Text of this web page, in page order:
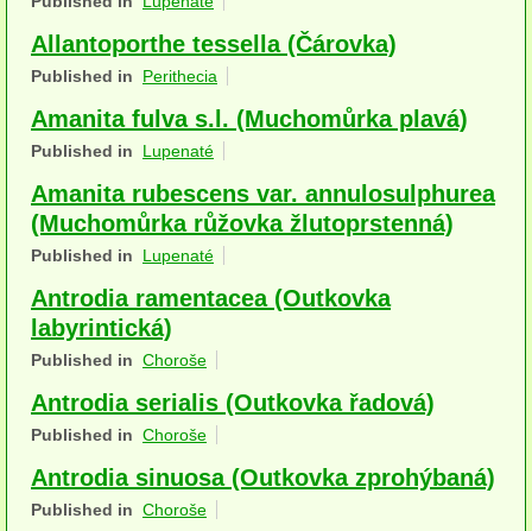
podle typu plodnic
Apothecia
mykorhizni
terestrické saprotrofní
fungikolní
šišky, plody, květy
koprofilní
muscikolni
Allantoporthe tessella (Čárovka)
Published in Perithecia
Amanita fulva s.l. (Muchomůrka plavá)
Published in Lupenaté
Amanita rubescens var. annulosulphurea
(Muchomůrka růžovka žlutoprstenná)
Published in Lupenaté
Antrodia ramentacea (Outkovka
labyrintická)
Published in Choroše
Antrodia serialis (Outkovka řadová)
Published in Choroše
Antrodia sinuosa (Outkovka zprohýbaná)
Published in Choroše